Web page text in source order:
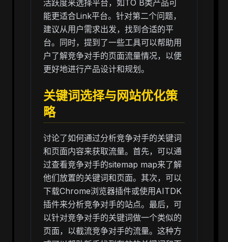
活跃度来选择平台，如TO B类产品可
能更适合Link平台。针对第二个问题，
建议从用户需求出发，找到合适的平
台。同时，提到了一些工具可以帮助用
户了解竞争对手的页面流量情况，以便
更好地进行产品设计和规划。
关键词选择与网站优化策
略
讨论了如何通过分析竞争对手的关键词
和页面内容来获取流量。首先，可以通
过查看竞争对手的sitemap map来了解
他们放置的关键词和页面。其次，可以
下载Chrome浏览器插件或使用AITDK
插件来分析竞争对手的站点。最后，可
以针对竞争对手的关键词做一个类似的
页面，以截流竞争对手的流量。这种方